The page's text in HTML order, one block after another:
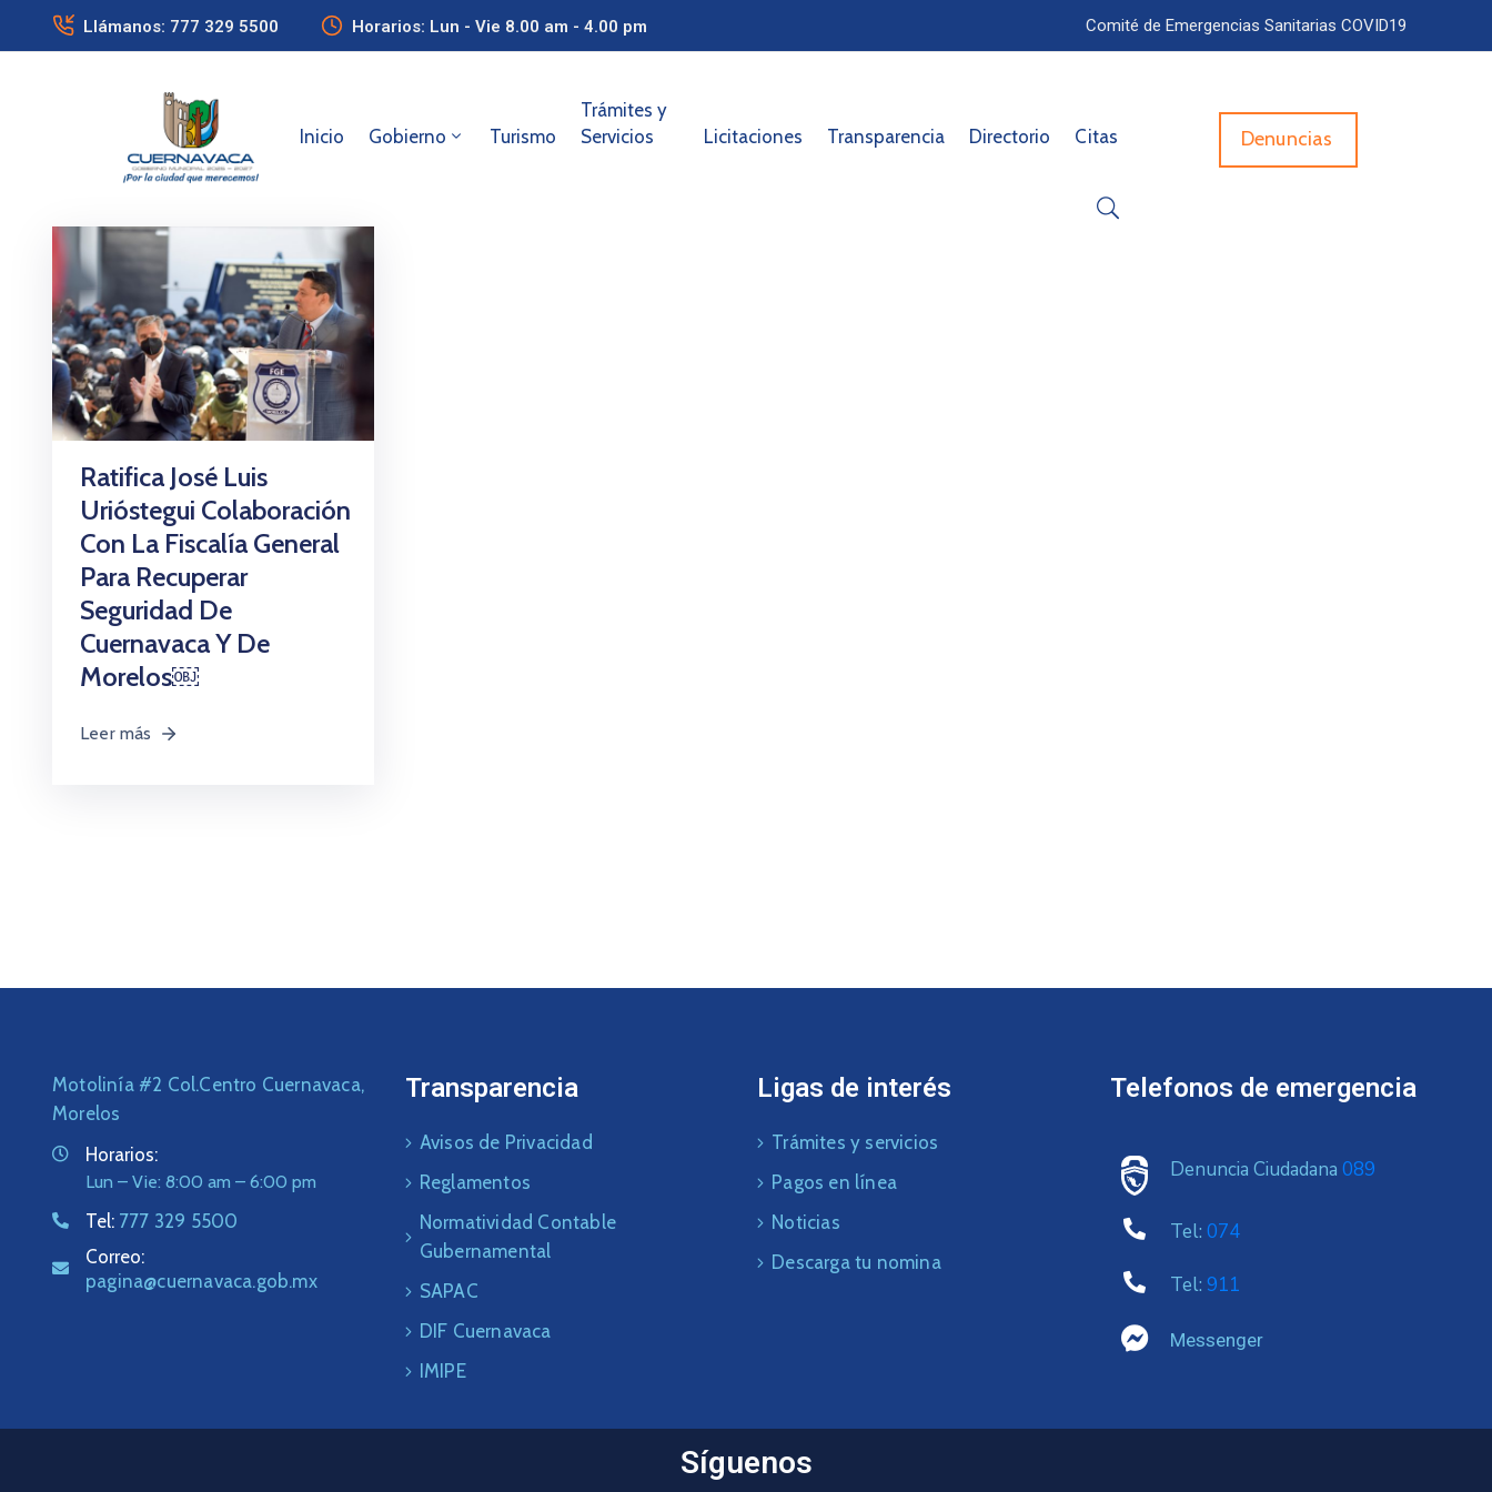
Llámanos: 777 329 5500 Horarios: Lun - Vie 8.00 am - 4.00 pm Comité de Emergencias Sanitarias COVID19
Inicio Gobierno Turismo
Trámites y
Servicios
Licitaciones Transparencia Directorio Citas Denuncias
Ratifica José Luis
Urióstegui Colaboración
Con La Fiscalía General
Para Recuperar
Seguridad De
Cuernavaca Y De
Morelos￼
Leer más
Motolinía #2 Col.Centro Cuernavaca,
Morelos
Horarios:
Lun – Vie: 8:00 am – 6:00 pm
Tel: 777 329 5500
Correo:
pagina@cuernavaca.gob.mx
Transparencia
Avisos de Privacidad
Reglamentos
Normatividad Contable
Gubernamental
SAPAC
DIF Cuernavaca
IMIPE
Ligas de interés
Trámites y servicios
Pagos en línea
Noticias
Descarga tu nomina
Telefonos de emergencia
Denuncia Ciudadana 089
Tel: 074
Tel: 911
Messenger
Síguenos